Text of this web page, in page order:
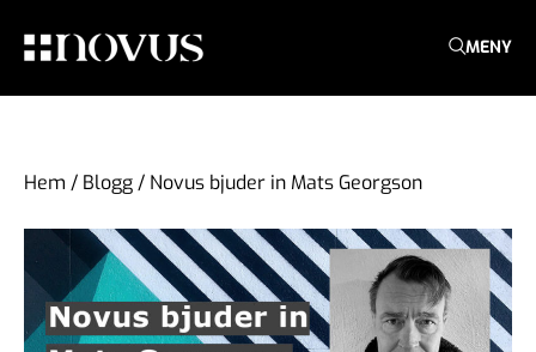
MENY
Hem / Blogg/ Novus bjuder in Mats Georgson